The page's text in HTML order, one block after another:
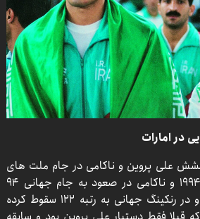
در امارات
علی پروین و ناکامی در جام ملت های
۱۹۹۲، بازی های آسیایی ۱۹۹۴ و ناکامی در صعود به جام جهانی ۹۴
اوضاع نامساعدی داشت و در رنکینگ جهانی به رتبه ۱۲۲ سقوط کرده